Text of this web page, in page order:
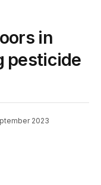
in
pesticide
2023